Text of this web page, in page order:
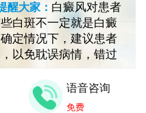
醒大家： 白癜风对患者
白斑不一定就是白癜
定情况下，建议患者
以免耽误病情，错过
语音咨询
免费